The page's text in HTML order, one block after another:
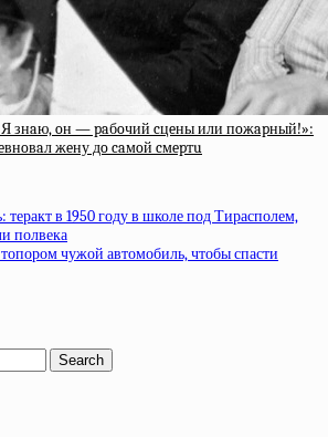
Я знaю, oн — paбoчий cцeны или пoжapный!»:
жeну дo caмoй cмepтu
в 1950 году в школе под Тирасполем,
полвека
чужой автомобиль, чтобы спасти